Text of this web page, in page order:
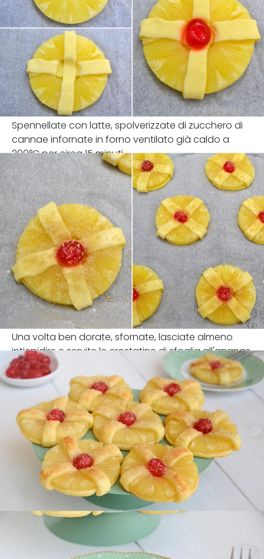
Spennellate con latte, spolverizzate di zucchero di
cannae infornate in forno ventilato già caldo a
200°C per circa 15 minuti.
Una volta ben dorate, sfornate, lasciate almeno
intiepidire e servite le crostatine di sfoglia all'ananas.